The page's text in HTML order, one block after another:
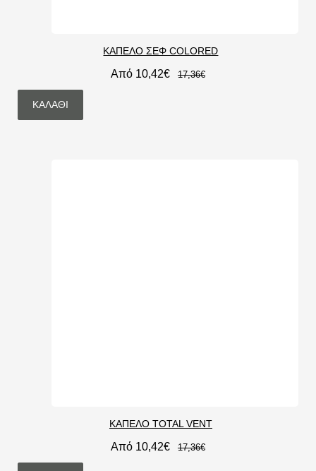
ΚΑΠΕΛΟ ΣΕΦ COLORED
Από 10,42€ 17,36€
ΚΑΛΆΘΙ
ΚΑΠΈΛΟ TOTAL VENT
Από 10,42€ 17,36€